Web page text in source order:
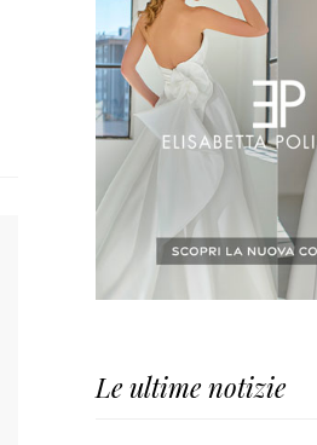
Le ultime notizie